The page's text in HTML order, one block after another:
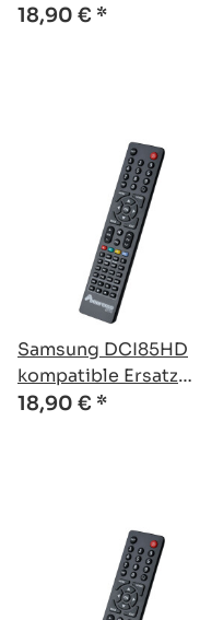
Fernbedienung
18,90 € *
Samsung DCI85HD
kompatible Ersatz
Fernbedienung
18,90 € *